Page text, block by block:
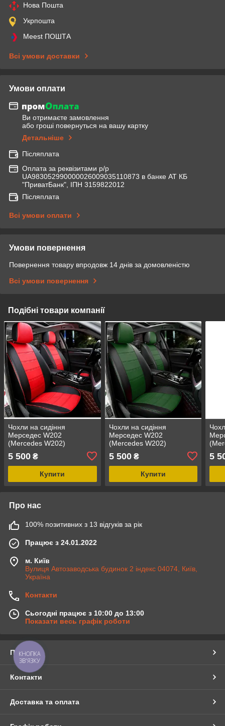
Нова Пошта
Укрпошта
Meest ПОШТА
Всі умови доставки
Умови оплати
Ви отримаєте замовлення
або гроші повернуться на вашу картку
Детальніше
Післяплата
Оплата за реквізитами р/р
UA983052990000026009035110873 в банке АТ КБ
"ПриватБанк", ІПН 3159822012
Післяплата
Всі умови оплати
Умови повернення
Повернення товару впродовж 14 днів за домовленістю
Всі умови повернення
Подібні товари компанії
Чохли на сидіння
Мерседес W202
(Mercedes W202)
екошкіри Чорно-червоний
5 500 ₴
Купити
Чохли на сидіння
Мерседес W202
(Mercedes W202)
екошкіри Чорно-зелений
5 500₴
Купити
5
Про нас
100% позитивних з 13 відгуків за рік
Працює з 24.01.2022
м. Київ
Вулиця Автозаводська будинок 2 індекс 04074, Київ,
Україна
Контакти
Сьогодні працює з 10:00 до 13:00
Показати весь графік роботи
Про нас
Контакти
Доставка та оплата
КНОПКА
ЗВ'ЯЗКУ